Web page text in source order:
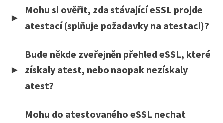
Mohu si ověřit, zda stávající eSSL projde
atestací (splňuje požadavky na atestaci)?
Bude někde zveřejněn přehled eSSL, které
získaly atest, nebo naopak nezískaly
atest?
Mohu do atestovaného eSSL nechat